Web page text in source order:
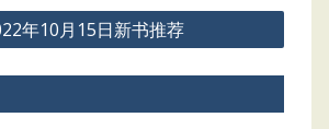
年10月15日新书推荐